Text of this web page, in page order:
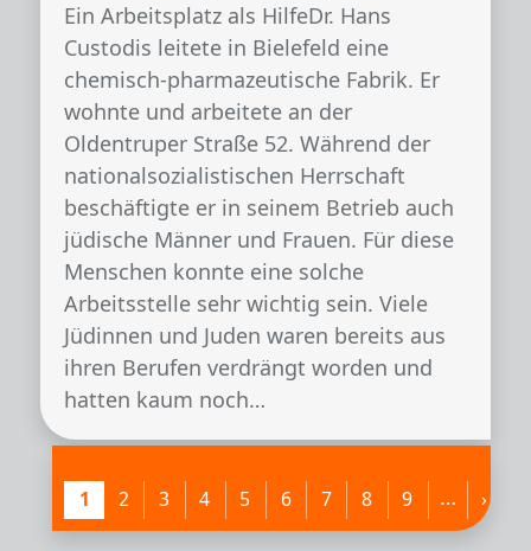
Ein Arbeitsplatz als HilfeDr. Hans
Custodis leitete in Bielefeld eine
chemisch-pharmazeutische Fabrik. Er
wohnte und arbeitete an der
Oldentruper Straße 52. Während der
nationalsozialistischen Herrschaft
beschäftigte er in seinem Betrieb auch
jüdische Männer und Frauen. Für diese
Menschen konnte eine solche
Arbeitsstelle sehr wichtig sein. Viele
Jüdinnen und Juden waren bereits aus
ihren Berufen verdrängt worden und
hatten kaum noch…
Seite
1 Seite
2 Seite
3 Seite
4 Seite
5 Seite
6 Seite
7 Seite
8 Seite
9 … ›